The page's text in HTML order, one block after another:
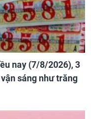
nay (7/8/2026), 3
sáng như trăng